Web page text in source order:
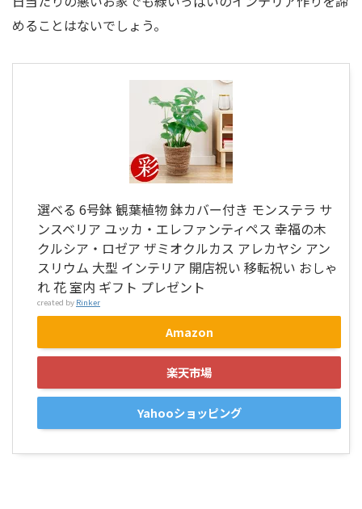
めることはないでしょう。
選べる 6号鉢 観葉植物 鉢カバー付き モンステラ サ
ンスベリア ユッカ・エレファンティペス 幸福の木
クルシア・ロゼア ザミオクルカス アレカヤシ アン
スリウム 大型 インテリア 開店祝い 移転祝い おしゃ
れ 花 室内 ギフト プレゼント
created by Rinker
Amazon
楽天市場
Yahooショッピング